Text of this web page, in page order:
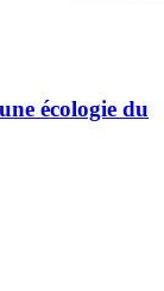
écologie du